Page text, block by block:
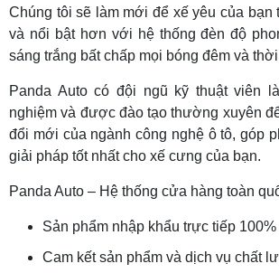
Chúng tôi sẽ làm mới để xế yêu của bạn
và nổi bật hơn với hệ thống đèn độ
sáng trắng bất chấp mọi bóng đêm và
Panda Auto có đội ngũ kỹ thuật viên
nghiệm và được đào tạo thường xuyên
đổi mới của ngành công nghệ ô tô, góp
giải pháp tốt nhất cho xế cưng của bạn.
Panda Auto – Hệ thống cửa hàng toàn
Sản phẩm nhập khẩu trực tiếp 100%
Cam kết sản phẩm và dịch vụ chất